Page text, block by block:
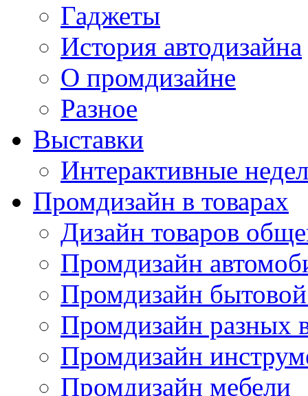
Гаджеты
История автодизайна
О промдизайне
Разное
Выставки
Интерактивные
Промдизайн в товарах
Дизайн товаров
Промдизайн
Промдизайн
Промдизайн разных
Промдизайн
Промдизайн мебели